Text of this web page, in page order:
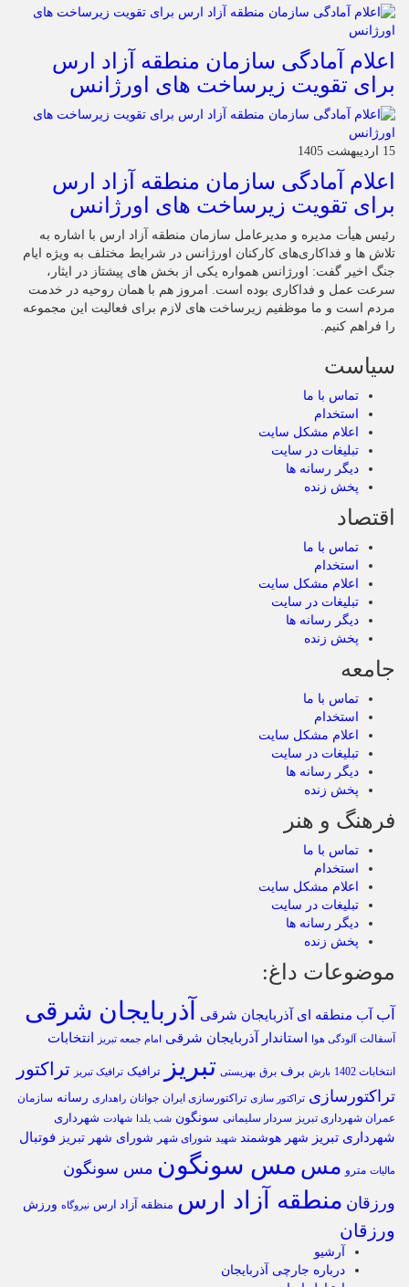
اعلام آمادگی سازمان منطقه آزاد ارس
برای تقویت زیرساخت‌ های اورژانس
15 اردیبهشت 1405
اعلام آمادگی سازمان منطقه آزاد ارس
برای تقویت زیرساخت‌ های اورژانس
رئیس هیأت‌ مدیره و مدیرعامل سازمان منطقه آزاد ارس با اشاره به
تلاش‌ ها و فداکاری‌های کارکنان اورژانس در شرایط مختلف به‌ ویژه ایام
جنگ اخیر گفت: اورژانس همواره یکی از بخش‌ های پیشتاز در ایثار،
سرعت‌ عمل و فداکاری بوده است. امروز هم با همان روحیه در خدمت
مردم است و ما موظفیم زیرساخت‌ های لازم برای فعالیت این مجموعه
را فراهم کنیم.
سیاست
تماس با ما
استخدام
اعلام مشکل سایت
تبلیغات در سایت
دیگر رسانه ها
پخش زنده
اقتصاد
تماس با ما
استخدام
اعلام مشکل سایت
تبلیغات در سایت
دیگر رسانه ها
پخش زنده
جامعه
تماس با ما
استخدام
اعلام مشکل سایت
تبلیغات در سایت
دیگر رسانه ها
پخش زنده
فرهنگ و هنر
تماس با ما
استخدام
اعلام مشکل سایت
تبلیغات در سایت
دیگر رسانه ها
پخش زنده
موضوعات داغ:
آب آب منطقه ای آذربایجان شرقی آذربایجان شرقی
آسفالت آلودگی هوا استاندار آذربایجان شرقی امام جمعه تبریز انتخابات
انتخابات 1402 بارش برف برق بهزیستی تبریز ترافیک ترافیک تبریز تراکتور
تراکتورسازی تراکتور سازی تراکتورسازی ایران جوانان راهداری رسانه سازمان
عمران شهرداری تبریز سردار سلیمانی سونگون شب یلدا شهادت شهرداری
شهرداری تبریز شهر هوشمند شهید شورای شهر شورای شهر تبریز فوتبال
مالیات مترو مس مس سونگون مس سونگون
ورزقان منطقه آزاد ارس منظقه آزاد ارس نیروگاه ورزش
ورزقان
آرشیو
درباره جارچی آذربایجان